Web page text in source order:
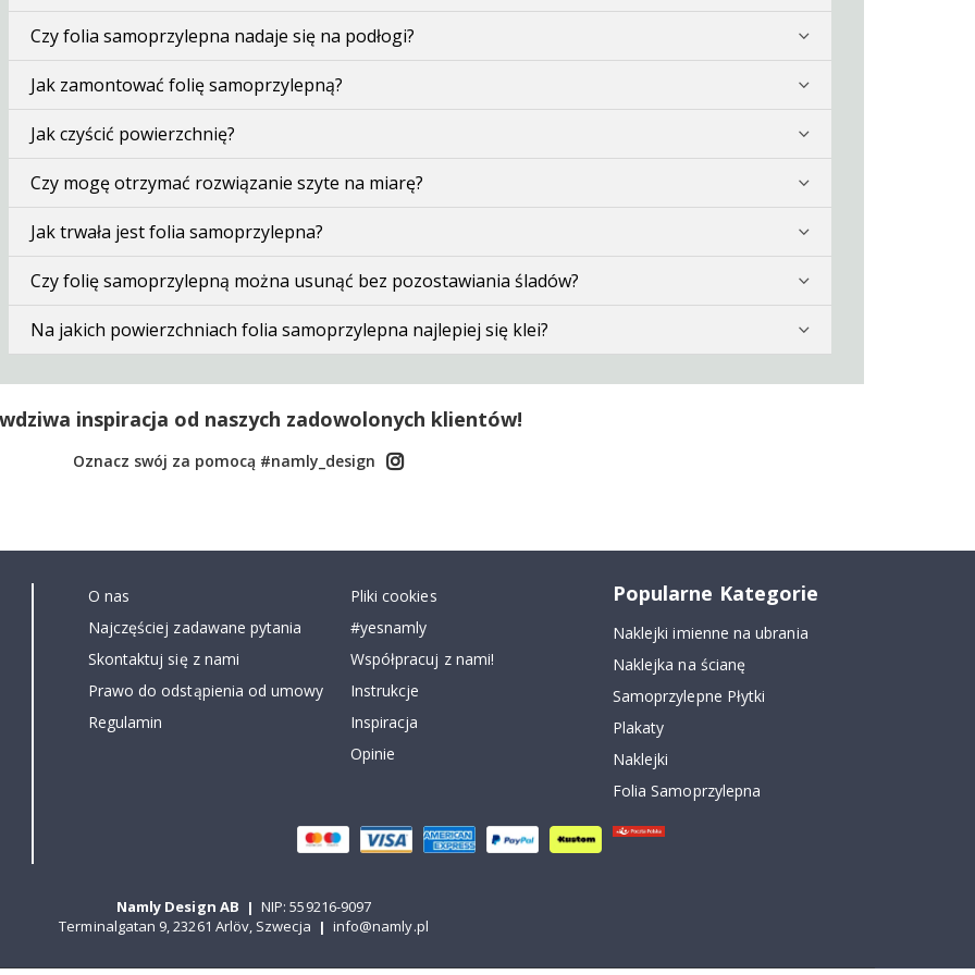
Czy folia samoprzylepna nadaje się na podłogi?
Jak zamontować folię samoprzylepną?
Jak czyścić powierzchnię?
Czy mogę otrzymać rozwiązanie szyte na miarę?
Jak trwała jest folia samoprzylepna?
Czy folię samoprzylepną można usunąć bez pozostawiania śladów?
Na jakich powierzchniach folia samoprzylepna najlepiej się klei?
inspiracja od naszych zadowolonych klientów!
Oznacz swój za pomocą #namly_design
O nas
Najczęściej zadawane pytania
Skontaktuj się z nami
Prawo do odstąpienia od umowy
Regulamin
Pliki cookies
#yesnamly
Współpracuj z nami!
Instrukcje
Inspiracja
Opinie
Popularne Kategorie
Naklejki imienne na ubrania
Naklejka na ścianę
Samoprzylepne Płytki
Plakaty
Naklejki
Folia Samoprzylepna
Namly Design AB | NIP: 559216-9097
Terminalgatan 9, 23261 Arlöv, Szwecja | info@namly.pl